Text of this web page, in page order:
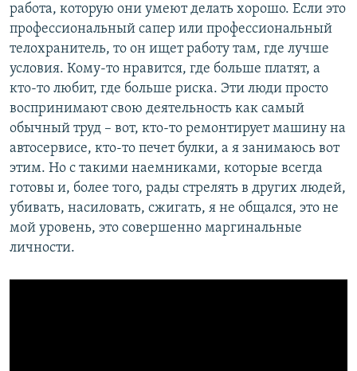
работа, которую они умеют делать хорошо. Если это
профессиональный сапер или профессиональный
телохранитель, то он ищет работу там, где лучше
условия. Кому-то нравится, где больше платят, а
кто-то любит, где больше риска. Эти люди просто
воспринимают свою деятельность как самый
обычный труд – вот, кто-то ремонтирует машину на
автосервисе, кто-то печет булки, а я занимаюсь вот
этим. Но с такими наемниками, которые всегда
готовы и, более того, рады стрелять в других людей,
убивать, насиловать, сжигать, я не общался, это не
мой уровень, это совершенно маргинальные
личности.